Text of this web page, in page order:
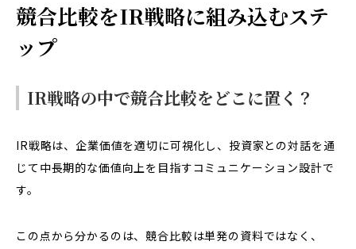
競合比較をIR戦略に組み込むステ
ップ
IR戦略の中で競合比較をどこに置く？
IR戦略は、企業価値を適切に可視化し、投資家との対話を通
じて中長期的な価値向上を目指すコミュニケーション設計で
す。
この点から分かるのは、競合比較は単発の資料ではなく、